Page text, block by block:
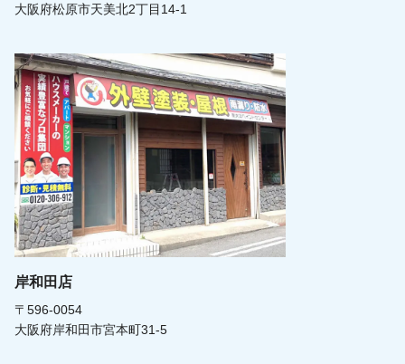
大阪府松原市天美北2丁目14-1
岸和田店
〒596-0054
大阪府岸和田市宮本町31-5